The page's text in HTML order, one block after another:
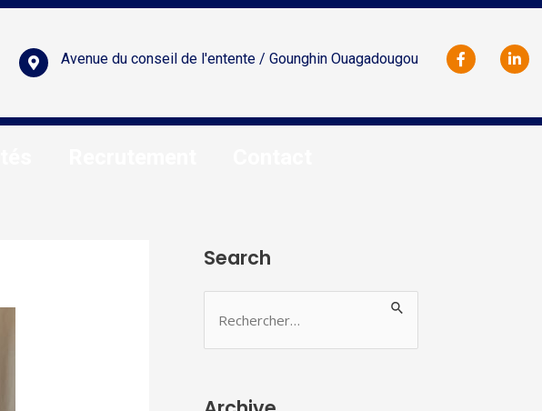
Avenue du conseil de l'entente / Gounghin Ouagadougou
Search